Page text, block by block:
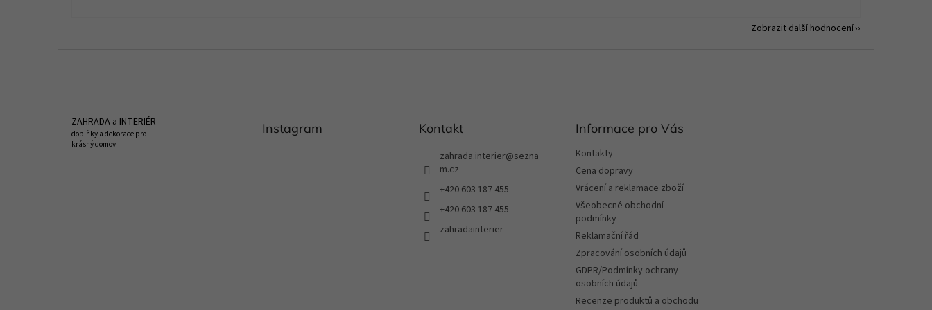
Zobrazit další hodnocení
ZAHRADA a INTERIÉR
doplňky a dekorace pro
krásný domov
Instagram Kontakt
zahrada.interier@sezna
m.cz
+420 603 187 455
+420 603 187 455
zahradainterier
Informace pro Vás
Kontakty
Cena dopravy
Vrácení a reklamace zboží
Všeobecné obchodní
podmínky
Reklamační řád
Zpracování osobních údajů
GDPR/Podmínky ochrany
osobních údajů
Recenze produktů a obchodu